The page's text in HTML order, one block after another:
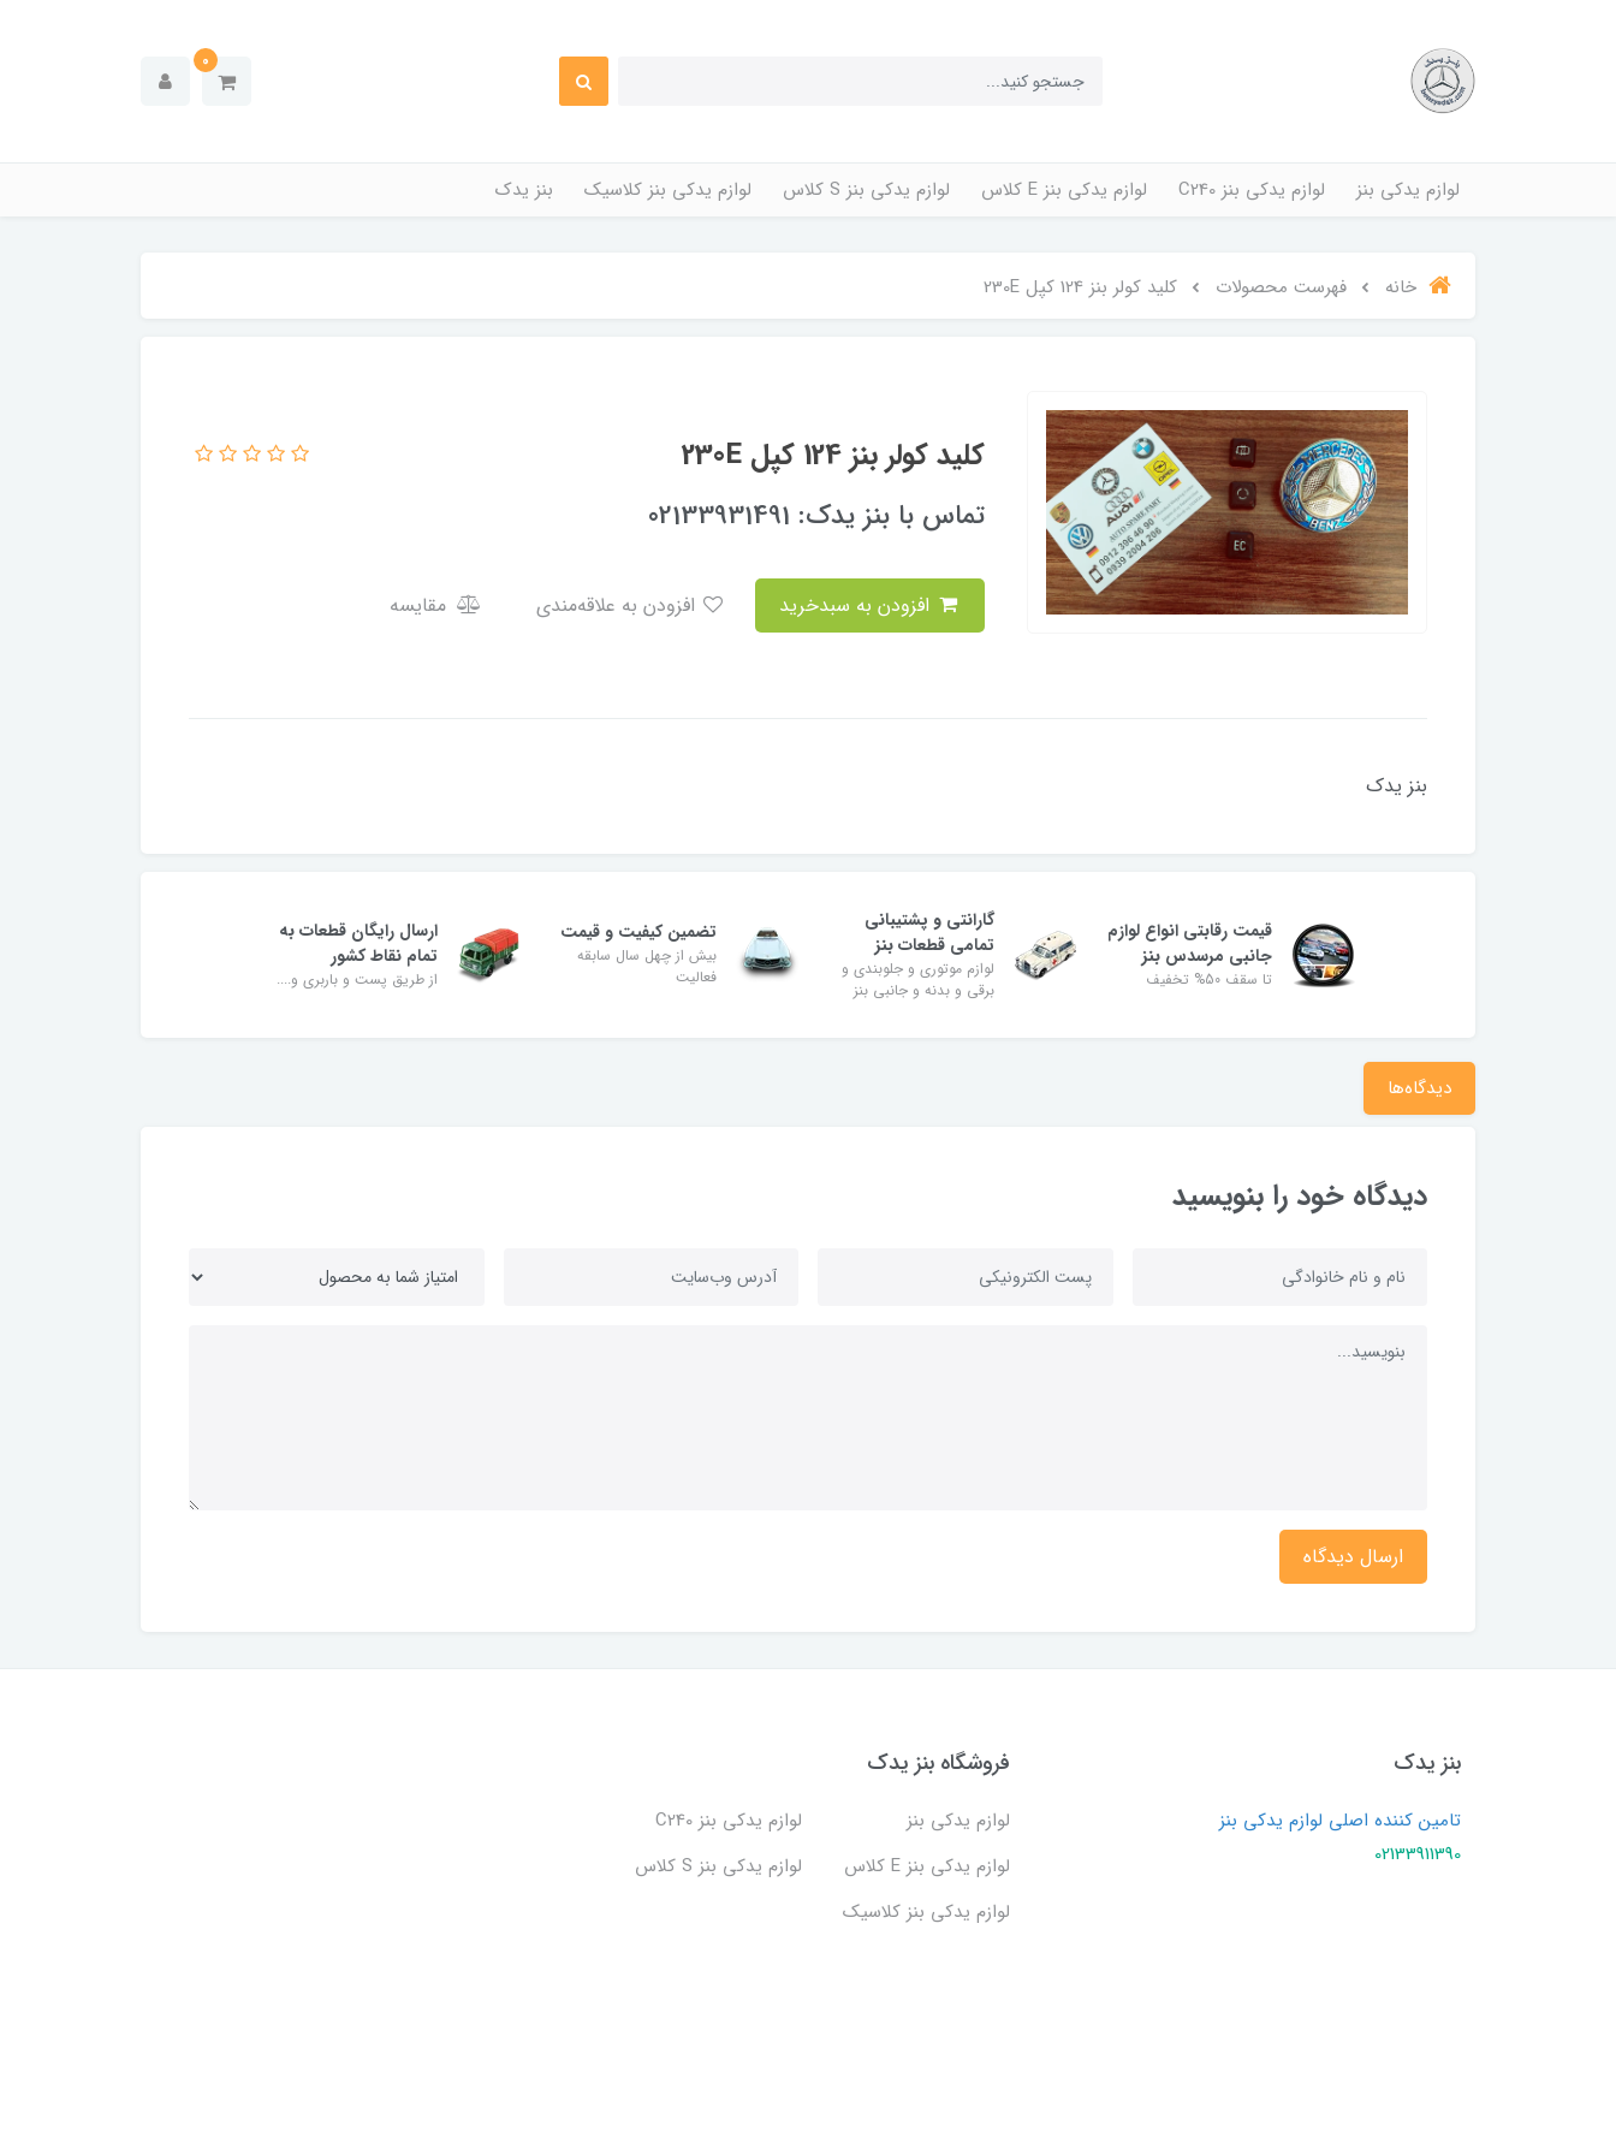
0
لوازم یدکی بنز لوازم یدکی بنز C240 لوازم یدکی بنز E کلاس لوازم یدکی بنز S کلاس لوازم یدکی بنز کلاسیک بنز یدک
خانه فهرست محصولات کلید کولر بنز 124 کپل 230E
کلید کولر بنز 124 کپل 230E
تماس با بنز یدک: 02133931491
مقایسه
بنز یدک
قیمت رقابتی انواع لوازم
جانبی مرسدس بنز
تا سقف 50% تخفیف
گارانتی و پشتیبانی
تمامی قطعات بنز
لوازم موتوری و جلوبندی و
برقی و بدنه و جانبی بنز
تضمین کیفیت و قیمت
بیش از چهل سال سابقه
فعالیت
ارسال رایگان قطعات به
تمام نقاط کشور
از طریق پست و باربری و....
دیدگاه‌ها
دیدگاه خود را بنویسید
ارسال دیدگاه
بنز یدک
تامین کننده اصلی لوازم یدکی بنز
02133911390
فروشگاه بنز یدک
لوازم یدکی بنز
لوازم یدکی بنز C240
لوازم یدکی بنز E کلاس
لوازم یدکی بنز S کلاس
لوازم یدکی بنز کلاسیک